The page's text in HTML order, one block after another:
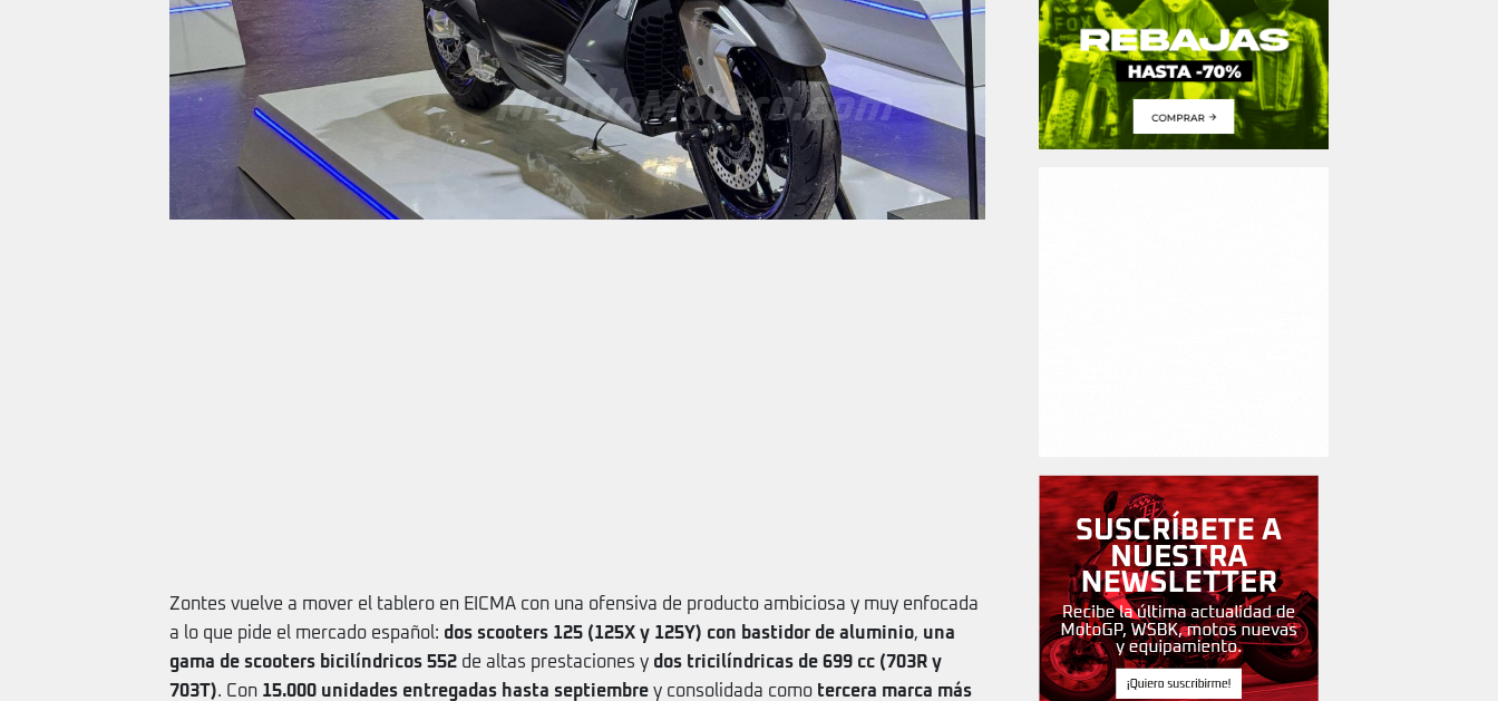
Zontes vuelve a mover el tablero en EICMA con una ofensiva de producto ambiciosa y muy enfocada
a lo que pide el mercado español: dos scooters 125 (125X y 125Y) con bastidor de aluminio, una
gama de scooters bicilíndricos 552 de altas prestaciones y dos tricilíndricas de 699 cc (703R y
703T). Con 15.000 unidades entregadas hasta septiembre y consolidada como tercera marca más